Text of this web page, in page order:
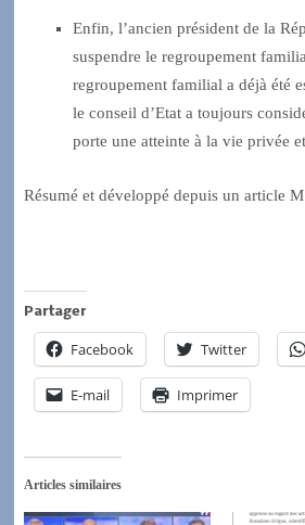
Enfin, l’ancien président de la
suspendre le regroupement
regroupement familial a déjà été
le conseil d’Etat a toujours
porte une atteinte à la vie privée
Résumé et développé depuis un article
Partager
Facebook Twitter
E-mail Imprimer
Articles similaires